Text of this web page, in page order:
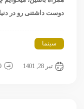
دوست داشتنی رو در
سینما
تیر 28, 1401